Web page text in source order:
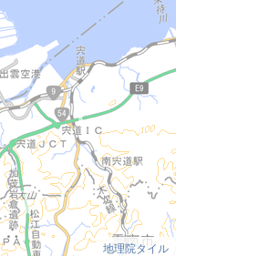
地理院タイル